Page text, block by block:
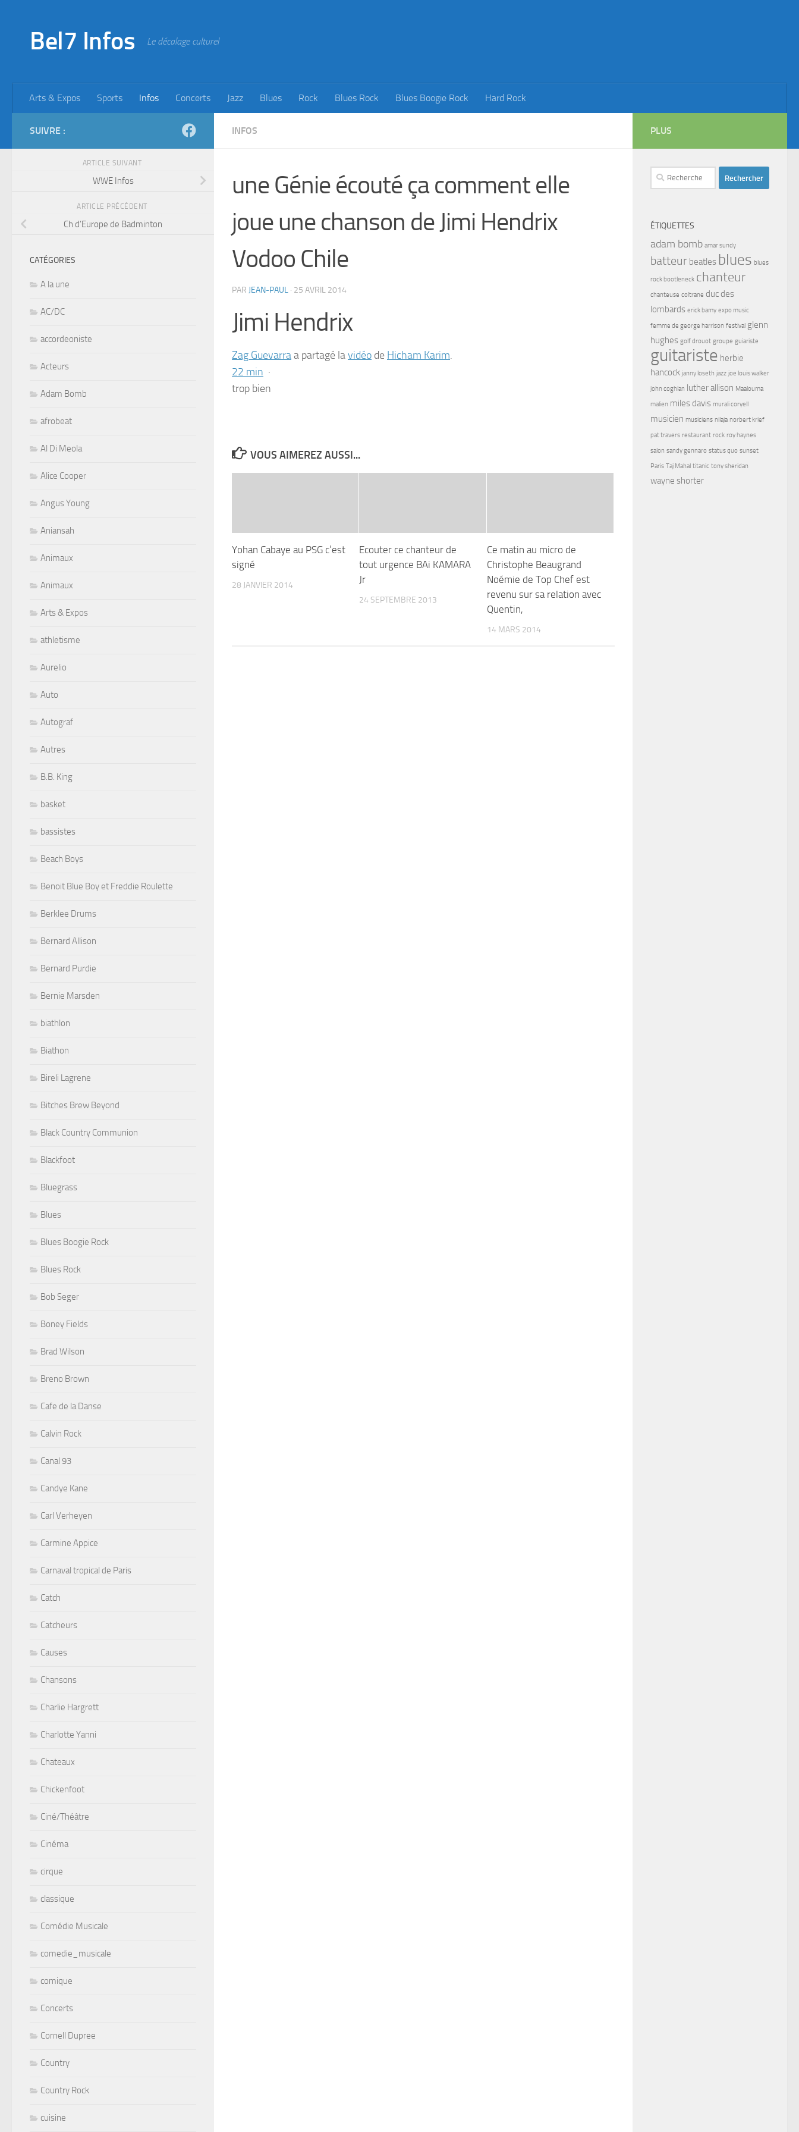
Bel7 Infos Le décalage culturel
Arts & Expos Sports Infos Concerts Jazz Blues Rock Blues Rock Blues Boogie Rock Hard Rock
INFOS
une Génie écouté ça comment elle
joue une chanson de Jimi Hendrix
Vodoo Chile
PAR JEAN-PAUL · 25 AVRIL 2014
Jimi Hendrix
Zag Guevarraa partagé lavidéo de Hicham Karim.
22 min ·
trop bien
VOUS AIMEREZ AUSSI...
Yohan Cabaye au PSG c’est
signé
28 JANVIER 2014
Ecouter ce chanteur de
tout urgence BAi KAMARA
Jr
24 SEPTEMBRE 2013
Ce matin au micro de
Christophe Beaugrand
Noémie de Top Chef est
revenu sur sa relation avec
Quentin,
14 MARS 2014
SUIVRE :
ARTICLE SUIVANT
WWE Infos
ARTICLE PRÉCÉDENT
Ch d’Europe de Badminton
CATÉGORIES
A la une
AC/DC
accordeoniste
Acteurs
Adam Bomb
afrobeat
Al Di Meola
Alice Cooper
Angus Young
Aniansah
Animaux
Animaux
Arts & Expos
athletisme
Aurelio
Auto
Autograf
Autres
B.B. King
basket
bassistes
Beach Boys
Benoit Blue Boy et Freddie Roulette
Berklee Drums
Bernard Allison
Bernard Purdie
Bernie Marsden
biathlon
Biathon
Bireli Lagrene
Bitches Brew Beyond
Black Country Communion
Blackfoot
Bluegrass
Blues
Blues Boogie Rock
Blues Rock
Bob Seger
Boney Fields
Brad Wilson
Breno Brown
Cafe de la Danse
Calvin Rock
Canal 93
Candye Kane
Carl Verheyen
Carmine Appice
Carnaval tropical de Paris
Catch
Catcheurs
Causes
Chansons
Charlie Hargrett
Charlotte Yanni
Chateaux
Chickenfoot
Ciné/Théâtre
Cinéma
cirque
classique
Comédie Musicale
comedie_musicale
comique
Concerts
Cornell Dupree
Country
Country Rock
cuisine
PLUS
Rechercher :
ÉTIQUETTES
adam bomb amar sundy
batteur beatles blues blues
rock bootleneck chanteur
chanteuse coltrane duc des
lombards erick bamy expo music
femme de george harrison festival glenn
hughes golf drouot groupe guiariste
guitariste herbie
hancock janny loseth jazz joe louis walker
john coghlan luther allison Maalouma
malien miles davis murali coryell
musicien musiciens nilaja norbert krief
pat travers restaurant rock roy haynes
salon sandy gennaro status quo sunset
Paris Taj Mahal titanic tony sheridan
wayne shorter